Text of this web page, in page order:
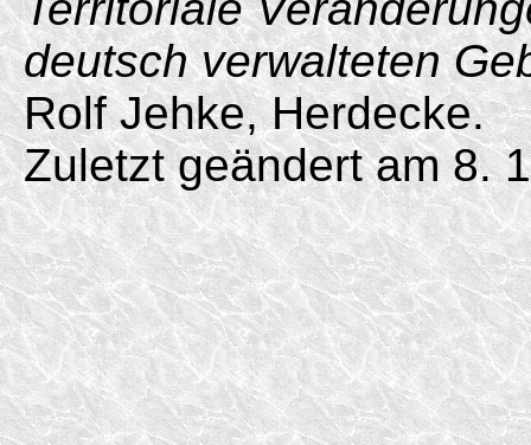
deutsch verwalteten
Rolf Jehke, Herdecke.
Zuletzt geändert am 8.